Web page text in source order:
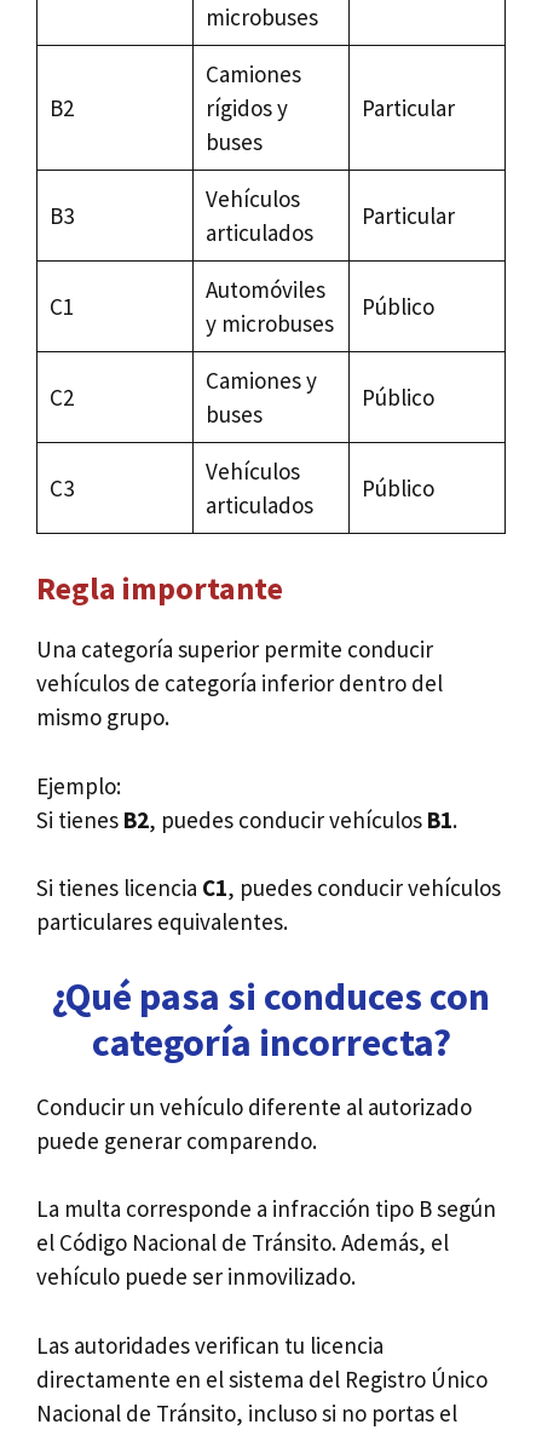
microbuses
B2
Camiones
rígidos y
buses
Particular
B3
Vehículos
articulados
Particular
C1
Automóviles
y microbuses
Público
C2
Camiones y
buses
Público
C3
Vehículos
articulados
Público
Regla importante
Una categoría superior permite conducir
vehículos de categoría inferior dentro del
mismo grupo.
Ejemplo:
Si tienes B2, puedes conducir vehículos B1.
Si tienes licencia C1, puedes conducir vehículos
particulares equivalentes.
¿Qué pasa si conduces con
categoría incorrecta?
Conducir un vehículo diferente al autorizado
puede generar comparendo.
La multa corresponde a infracción tipo B según
el Código Nacional de Tránsito. Además, el
vehículo puede ser inmovilizado.
Las autoridades verifican tu licencia
directamente en el sistema del Registro Único
Nacional de Tránsito, incluso si no portas el